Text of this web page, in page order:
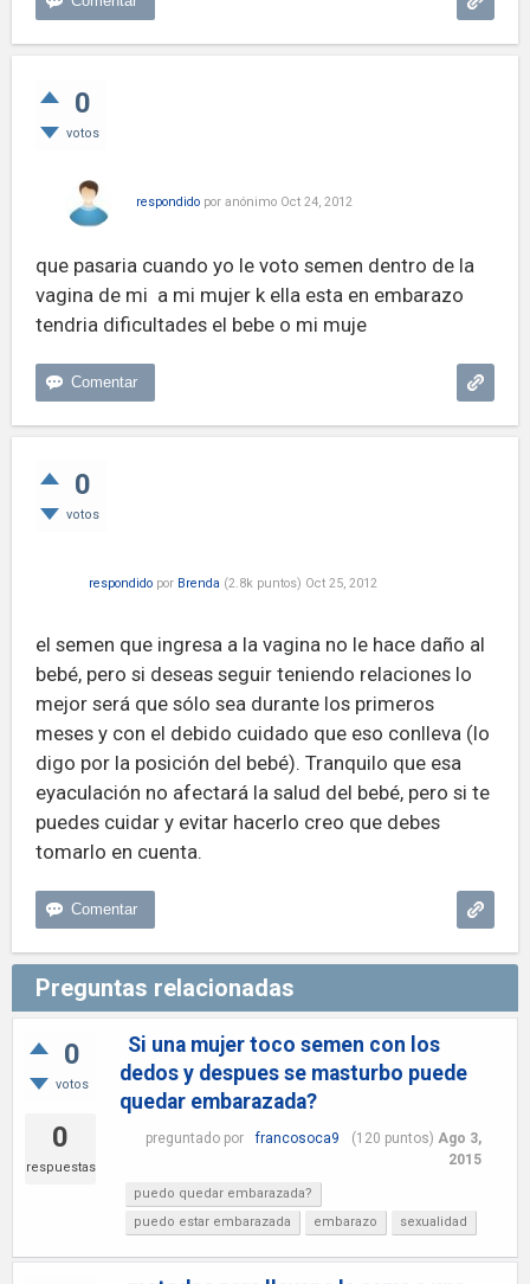
0
votos
respondido por anónimo Oct 24, 2012
que pasaria cuando yo le voto semen dentro de la
vagina de mi a mi mujer k ella esta en embarazo
tendria dificultades el bebe o mi muje
0
votos
respondido por Brenda (2.8k puntos) Oct 25, 2012
el semen que ingresa a la vagina no le hace daño al
bebé, pero si deseas seguir teniendo relaciones lo
mejor será que sólo sea durante los primeros
meses y con el debido cuidado que eso conlleva (lo
digo por la posición del bebé). Tranquilo que esa
eyaculación no afectará la salud del bebé, pero si te
puedes cuidar y evitar hacerlo creo que debes
tomarlo en cuenta.
Preguntas relacionadas
0
votos
0
respuestas
Si una mujer toco semen con los
dedos y despues se masturbo puede
quedar embarazada?
preguntado por francosoca9 (120 puntos) Ago 3,
2015
puedo quedar embarazada?
puedo estar embarazada
embarazo sexualidad